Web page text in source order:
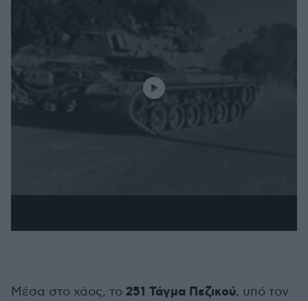
Μέσα στο χάος, το 251 Τάγμα Πεζικού, υπό τον